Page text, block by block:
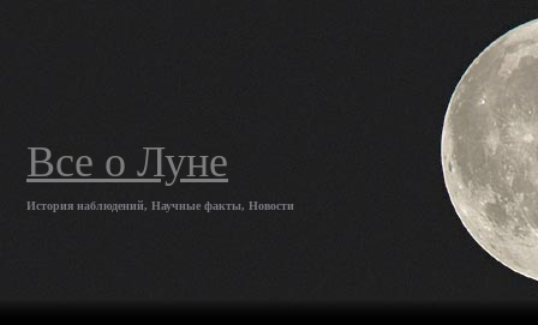
Все о Луне
История наблюдений, Научные факты, Новости